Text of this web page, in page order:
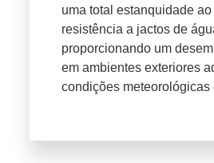
uma total estanquidade
resistência a jactos de
proporcionando um
em ambientes exteriores
condições meteorológicas